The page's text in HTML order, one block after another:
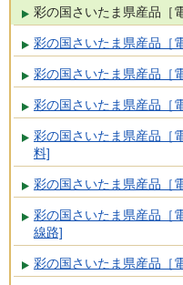
彩の国さいたま県産品［
彩の国さいたま県産品［
彩の国さいたま県産品［
彩の国さいたま県産品［
彩の国さいたま県産品［
料]
彩の国さいたま県産品［
彩の国さいたま県産品［
線路]
彩の国さいたま県産品［